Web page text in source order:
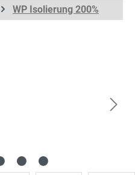
WP Isolierung 200%